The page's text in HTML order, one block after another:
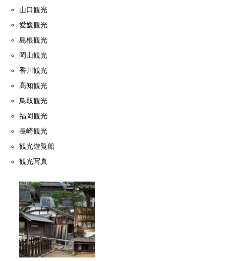
山口観光
愛媛観光
島根観光
岡山観光
香川観光
高知観光
鳥取観光
福岡観光
長崎観光
観光遊覧船
観光写真